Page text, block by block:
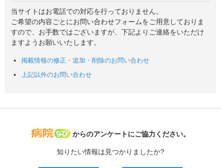
当サイトはお電話での対応を行っておりません。
ご希望の内容ごとにお問い合わせフォームをご用意しておりま
すので、お手数ではございますが、下記よりご連絡をいただけ
ますようお願いいたします。
掲載情報の修正・追加・削除のお問い合わせ
上記以外のお問い合わせ
病院なび
からのアンケートにご協力ください。
知りたい情報は見つかりましたか?